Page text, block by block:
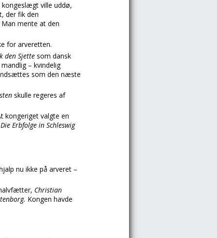
ville uddø,
der fik den
Man mente at den
for arveretten.
den Sjette som dansk
– kvindelig
som den næste
skulle regeres af
kongeriget valgte en
Die Erbfolge in Schleswig
nu ikke på arveret –
Christian
Kongen havde